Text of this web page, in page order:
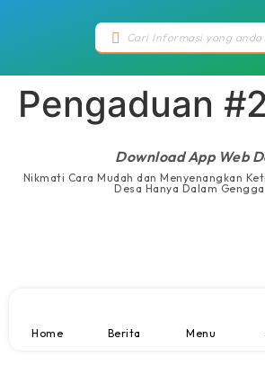
Pengaduan
Download App Web
Nikmati Cara Mudah dan Menyenangkan
Desa Hanya Dalam
Home Berita Menu